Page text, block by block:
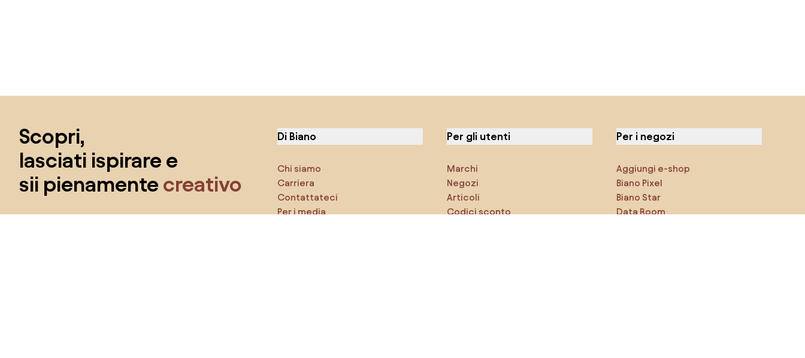
Scopri,
lasciati ispirare e
sii pienamente creativo
Ottieni l'accesso a tutte le funzionalità e diventa
Di Biano
Chi siamo
Carriera
Contattateci
Per i media
Per gli utenti
Marchi
Negozi
Articoli
Codici sconto
Per i negozi
Aggiungi e-shop
Biano Pixel
Biano Star
Data Room